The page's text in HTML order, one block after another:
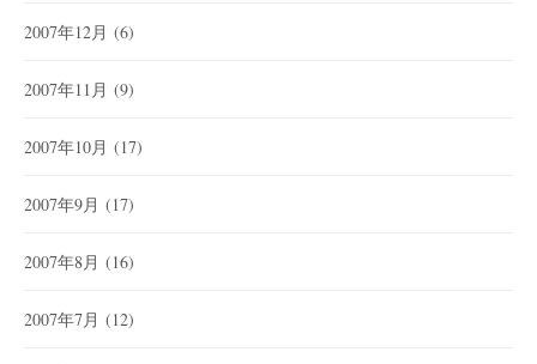
2007年12月 (6)
2007年11月 (9)
2007年10月 (17)
2007年9月 (17)
2007年8月 (16)
2007年7月 (12)